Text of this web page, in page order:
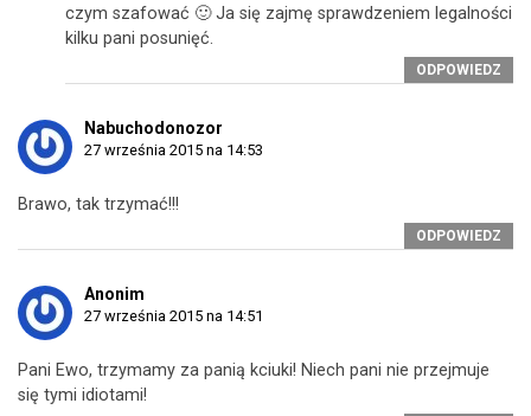
czym szafować 🙂 Ja się zajmę sprawdzeniem legalności
kilku pani posunięć.
ODPOWIEDZ
Nabuchodonozor
27 września 2015 na 14:53
Brawo, tak trzymać!!!
ODPOWIEDZ
Anonim
27 września 2015 na 14:51
Pani Ewo, trzymamy za panią kciuki! Niech pani nie przejmuje
się tymi idiotami!